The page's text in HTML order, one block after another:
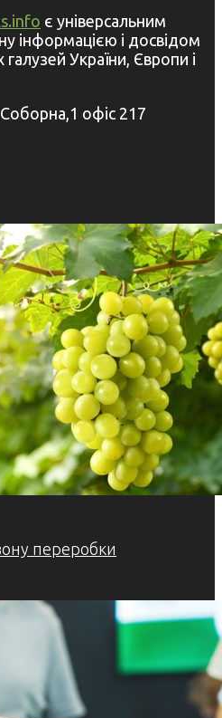
є універсальним
інформацією і досвідом
України, Європи і
офіс 217
переробки